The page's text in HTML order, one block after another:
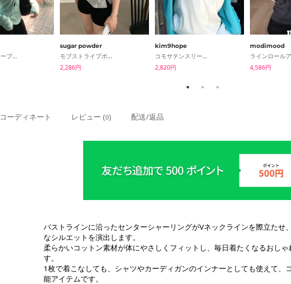
リップンディープVリブニット透け感ロングスリーブTシャツ
sugar powder
モブストライプボタン半袖Tシャツ オフショルダー
2,286円
kim9hope
コモサテンスリーブレスブラウス
2,820円
modimood
4,586円
コーディネート レビュー (0) 配送/返品
バストラインに沿ったセンターシャーリングがVネックラインを際立たせ
なシルエットを演出します。
柔らかいコットン素材が体にやさしくフィットし、毎日着たくなるおしゃ
す。
1枚で着こなしても、シャツやカーディガンのインナーとしても使えて、
能アイテムです。